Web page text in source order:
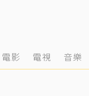
電影 電視 音樂